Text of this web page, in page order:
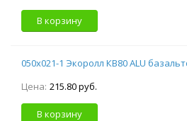
В корзину
050х021-1 Экоролл КВ80 ALU
Цена: 215.80 руб.
В корзину